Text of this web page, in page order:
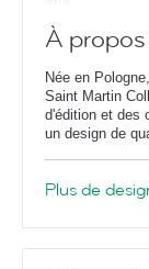
À
Née en
Saint Martin
d'édition et des
un design de
Plus de